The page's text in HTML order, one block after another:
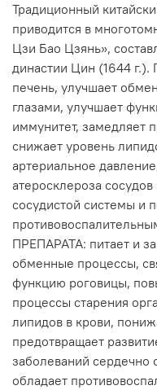
Традиционный
приводится в
Цзи Бао Цзянь»,
династии Цин (1644
печень, улучшает
глазами, улучшает
иммунитет, замедляет
снижает уровень
артериальное
атеросклероза
сосудистой системы и
ПРЕПАРАТА: питает и
обменные процессы,
функцию роговицы,
процессы старения
липидов в крови,
предотвращает
заболеваний сердечно
обладает